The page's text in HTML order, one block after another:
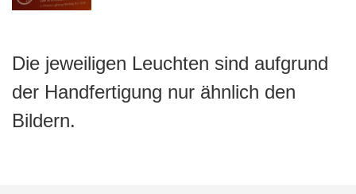
Die jeweiligen Leuchten sind aufgrund
der Handfertigung nur ähnlich den
Bildern.